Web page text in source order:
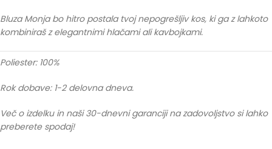
Bluza Monja bo hitro postala tvoj nepogrešljiv kos, ki ga z lahkoto
kombiniraš z elegantnimi hlačami ali kavbojkami.
Poliester: 100%
Rok dobave: 1-2 delovna dneva.
Več o izdelku in naši 30-dnevni garanciji na zadovoljstvo si lahko
preberete spodaj!